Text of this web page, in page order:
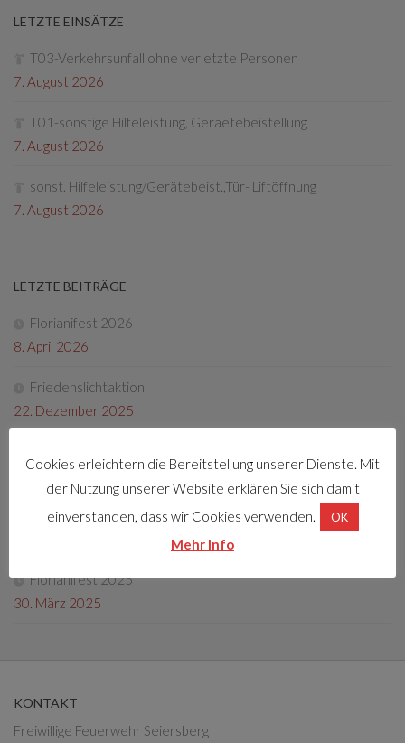
LETZTE EINSÄTZE
T03-Verkehrsunfall ohne verletzte Personen
7. August 2026
T01-sonstige Hilfeleistung, Geraetebeistellung
7. August 2026
sonst. Hilfeleistung/Gerätebeist.,Tür- Liftöffnung
7. August 2026
LETZTE BEITRÄGE
Florianifest 2026
8. April 2026
Friedenslichtaktion
22. Dezember 2025
4. Oktober 2025
Fotos Florianifest 2025
Florianifest 2025
30. März 2025
KONTAKT
Freiwillige Feuerwehr Seiersberg
Cookies erleichtern die Bereitstellung unserer Dienste. Mit
der Nutzung unserer Website erklären Sie sich damit
einverstanden, dass wir Cookies verwenden.
OK
Mehr Info